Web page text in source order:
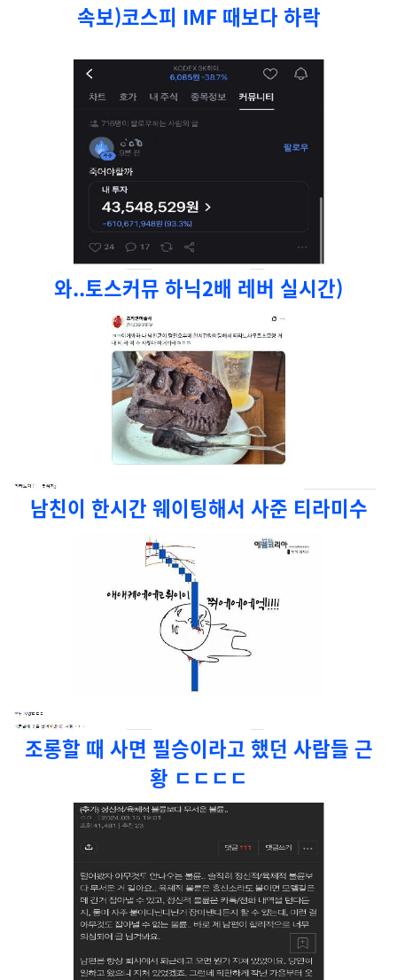
속보)코스피 IMF 때보다 하락
와..토스커뮤 하닉2배 레버 실시간)
남친이 한시간 웨이팅해서 사준 티라미수
조롱할 때 사면 필승이라고 했던 사람들 근
황 ㄷㄷㄷㄷ